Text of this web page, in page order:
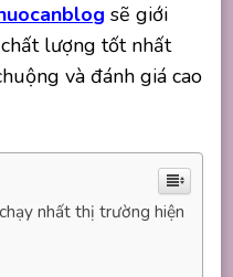
sẽ giới
lượng tốt nhất
và đánh giá cao
nhất thị trường hiện